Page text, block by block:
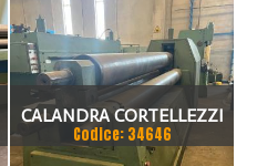
CALANDRA CORTELLEZZI
TRE RULLI
Codice: 34646